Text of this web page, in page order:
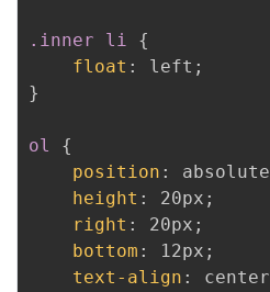
.inner li
{
float : left ;
}
ol
{
position : absolute
height : 20px ;
right : 20px ;
bottom : 12px ;
text-align : center